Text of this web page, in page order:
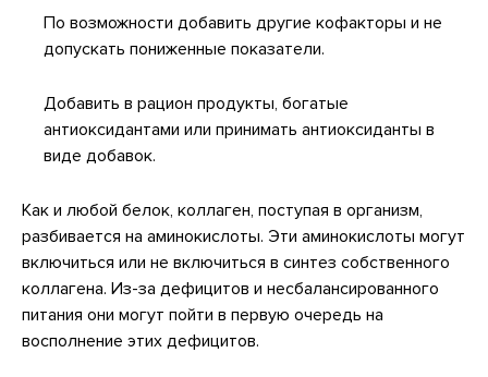
По возможности добавить другие кофакторы и не
допускать пониженные показатели.
Добавить в рацион продукты, богатые
антиоксидантами или принимать антиоксиданты в
виде добавок.
Как и любой белок, коллаген, поступая в организм,
разбивается на аминокислоты. Эти аминокислоты могут
включиться или не включиться в синтез собственного
коллагена. Из-за дефицитов и несбалансированного
питания они могут пойти в первую очередь на
восполнение этих дефицитов.